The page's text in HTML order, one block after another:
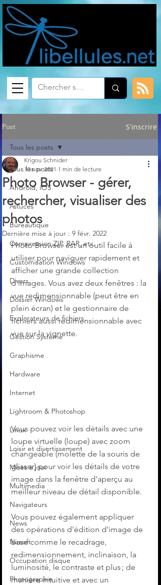
Post S'inscrire
Tous les posts
Android, iOS
Astuces
Bureautique
Compression ZIP, RAR, etc.
Customisation Windows
Divers
Dossier Windows
Explorateurs de fichiers
Gestion Système
Graphisme
Hardware
Internet
Lightroom & Photoshop
Linux
Loisir et divertissement
Mises à jour
Multimedia
Navigateurs
News
Nirsoft
Occupation disque
Photographie
Tous les posts
Photo Browser - gérer,
rechercher, visualiser des
photos
Krigou Schnider
10 nov. 2021 1 min de lecture
Dernière mise à jour : 9 févr. 2022
Photo Browser est un outil facile à
utiliser pour naviguer rapidement et
afficher une grande collection
d'images. Vous avez deux fenêtres : la
vue redimensionnable (peut être en
plein écran) et le gestionnaire de
fichiers aussi redimensionnable avec
vue sur la vignette.
Vous pouvez voir les détails avec une
loupe virtuelle (loupe) avec zoom
changeable (molette de la souris de
glisser) pour voir les détails de votre
image dans la fenêtre d'aperçu au
meilleur niveau de détail disponible.
Vous pouvez également appliquer
des opérations d'édition d'image de
base comme le recadrage,
redimensionnement, inclinaison, la
luminosité, le contraste et plus ; de
manière intuitive et avec un